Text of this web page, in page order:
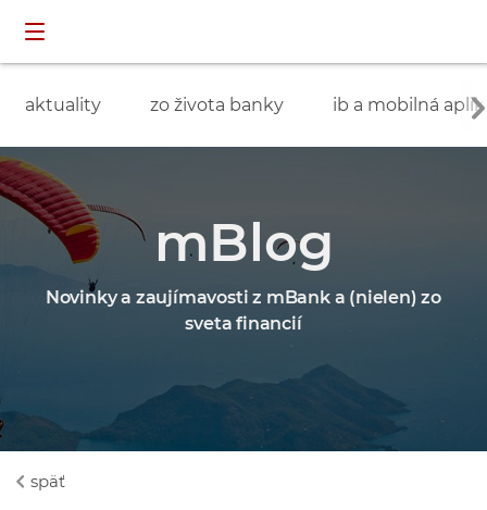
aktuality zo života banky ib a mobilná
mBlog
Novinky a zaujímavosti z mBank a (nielen) zo
sveta financií
späť